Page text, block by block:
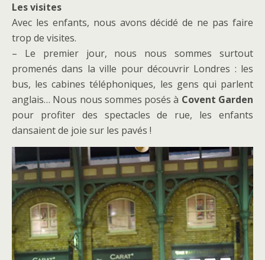
Les visites
Avec les enfants, nous avons décidé de ne pas faire
trop de visites.
– Le premier jour, nous nous sommes surtout
promenés dans la ville pour découvrir Londres : les
bus, les cabines téléphoniques, les gens qui parlent
anglais… Nous nous sommes posés à Covent Garden
pour profiter des spectacles de rue, les enfants
dansaient de joie sur les pavés !